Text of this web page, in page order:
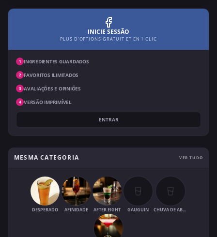
INICIE SESSÃO
PLUS D'OPTIONS GRATUIT ET EN 1 CLIC
1 INGREDIENTES GUARDADOS
2 FAVORITOS ILIMITADOS
3 AVALIAÇÕES E OPINIÕES
4 VERSÃO IMPRIMÍVEL
ENTRAR
MESMA CATEGORIA VER TUDO
DESPERADO AFINIDADE AFTER EIGHT GAUGUIN CHUVA DE ABRIL